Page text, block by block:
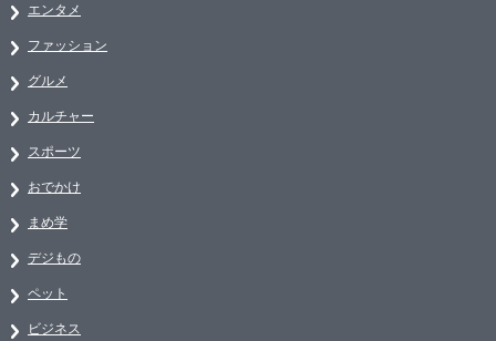
エンタメ
ファッション
グルメ
カルチャー
スポーツ
おでかけ
まめ学
デジもの
ペット
ビジネス